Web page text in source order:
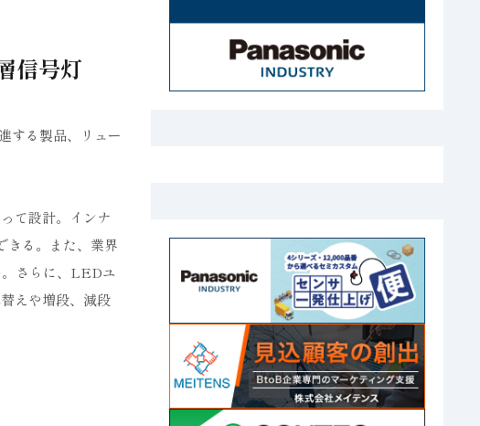
信号灯
する製品、リュー
て設計。インナ
きる。また、業界
。さらに、LEDユ
えや増段、減段